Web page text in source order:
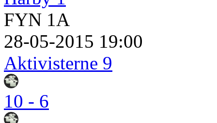
FYN 1A
28-05-2015 19:00
Aktivisterne 9
10 - 6